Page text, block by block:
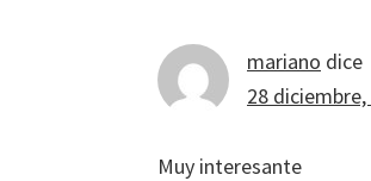
lectoresmariano dice
28
Muy interesante